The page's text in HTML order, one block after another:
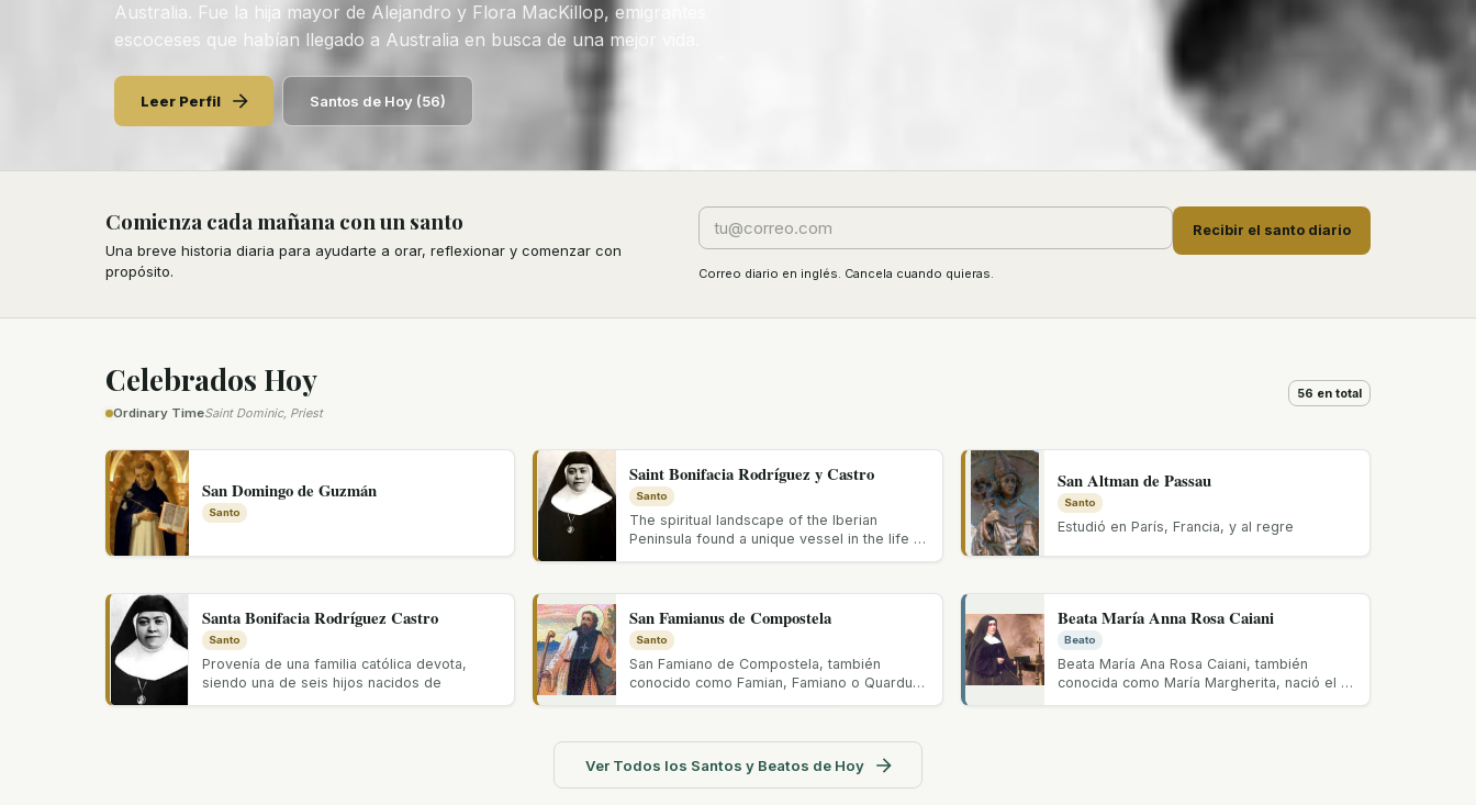
Australia. Fue la hija mayor de Alejandro y Flora MacKillop, emigrantes
escoceses que habían llegado a Australia en busca de una mejor vida.
Leer Perfil Santos de Hoy (56)
Comienza cada mañana con un santo
Una breve historia diaria para ayudarte a orar, reflexionar y comenzar con
propósito.
Recibir el santo diario
Correo diario en inglés. Cancela cuando quieras.
Celebrados Hoy
Ordinary TimeSaint Dominic, Priest
56 en total
San Domingo de Guzmán
Santo
Saint Bonifacia Rodríguez y Castro
Santo
The spiritual landscape of the Iberian
Peninsula found a unique vessel in the life of
Bonifacia Rodríguez y Castro, a...
San Altman de Passau
Santo
Estudió en París, Francia, y al regre
Santa Bonifacia Rodríguez Castro
Santo
Provenía de una familia católica devota,
siendo una de seis hijos nacidos de
San Famianus de Compostela
Santo
San Famiano de Compostela, también
conocido como Famian, Famiano o Quardus,
nació en 1090 en Colonia, Alemania, en una...
Beata María Anna Rosa Caiani
Beato
Beata María Ana Rosa Caiani, también
conocida como María Margherita, nació el 2
de noviembre de 1863 en Poggio a...
Ver Todos los Santos y Beatos de Hoy